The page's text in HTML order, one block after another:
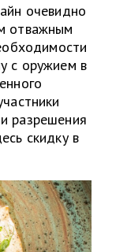
очевидно
отважным
с оружием в
разрешения
скидку в